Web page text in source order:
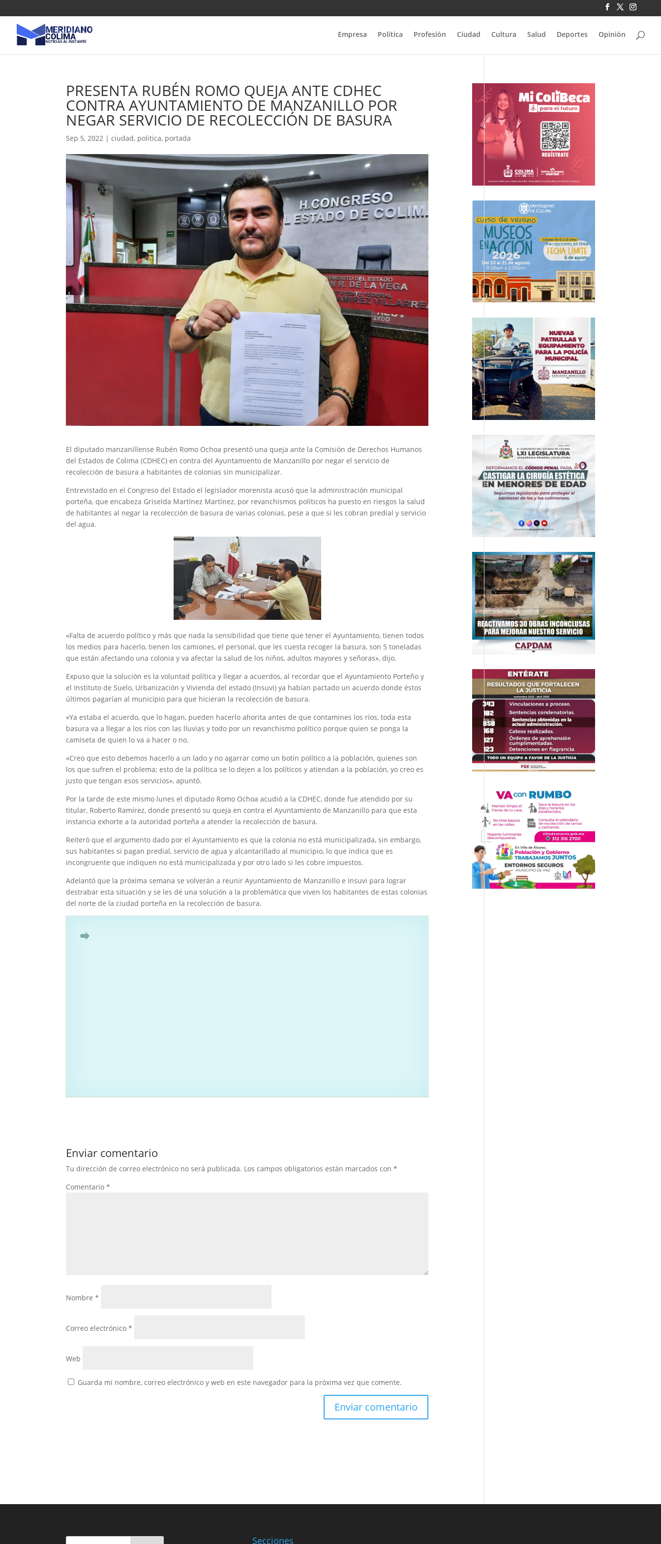
Empresa Política Profesión Ciudad Cultura Salud Deportes Opinión
PRESENTA RUBÉN ROMO QUEJA ANTE CDHEC
CONTRA AYUNTAMIENTO DE MANZANILLO POR
NEGAR SERVICIO DE RECOLECCIÓN DE BASURA
Sep 5, 2022 |ciudad, politica, portada
El diputado manzanillense Rubén Romo Ochoa presentó una queja ante la Comisión de Derechos Humanos
del Estados de Colima (CDHEC) en contra del Ayuntamiento de Manzanillo por negar el servicio de
recolección de basura a habitantes de colonias sin municipalizar.
Entrevistado en el Congreso del Estado el legislador morenista acusó que la administración municipal
porteña, que encabeza Griselda Martínez Martínez, por revanchismos políticos ha puesto en riesgos la salud
de habitantes al negar la recolección de basura de varias colonias, pese a que si les cobran predial y servicio
del agua.
«Falta de acuerdo político y más que nada la sensibilidad que tiene que tener el Ayuntamiento, tienen todos
los medios para hacerlo, tienen los camiones, el personal, que les cuesta recoger la basura, son 5 toneladas
que están afectando una colonia y va afectar la salud de los niños, adultos mayores y señoras», dijo.
Expuso que la solución es la voluntad política y llegar a acuerdos, al recordar que el Ayuntamiento Porteño y
el Instituto de Suelo, Urbanización y Vivienda del estado (Insuvi) ya habían pactado un acuerdo donde éstos
últimos pagarían al municipio para que hicieran la recolección de basura.
«Ya estaba el acuerdo, que lo hagan, pueden hacerlo ahorita antes de que contamines los ríos, toda esta
basura va a llegar a los ríos con las lluvias y todo por un revanchismo político porque quien se ponga la
camiseta de quien lo va a hacer o no.
«Creo que esto debemos hacerlo a un lado y no agarrar como un botín político a la población, quienes son
los que sufren el problema; esto de la política se lo dejen a los políticos y atiendan a la población, yo creo es
justo que tengan esos servicios», apuntó.
Por la tarde de este mismo lunes el diputado Romo Ochoa acudió a la CDHEC, donde fue atendido por su
titular, Roberto Ramírez, donde presentó su queja en contra el Ayuntamiento de Manzanillo para que esta
instancia exhorte a la autoridad porteña a atender la recolección de basura.
Reiteró que el argumento dado por el Ayuntamiento es que la colonia no está municipalizada, sin embargo,
sus habitantes si pagan predial, servicio de agua y alcantarillado al municipio, lo que indica que es
incongruente que indiquen no está municipalizada y por otro lado si les cobre impuestos.
Adelantó que la próxima semana se volverán a reunir Ayuntamiento de Manzanillo e Insuvi para lograr
destrabar esta situación y se les dé una solución a la problemática que viven los habitantes de estas colonias
del norte de la ciudad porteña en la recolección de basura.
Enviar comentario
Tu dirección de correo electrónico no será publicada. Los campos obligatorios están marcados con*
Comentario*
Nombre*
Correo electrónico*
Web
Guarda mi nombre, correo electrónico y web en este navegador para la próxima vez que comente.
Secciones